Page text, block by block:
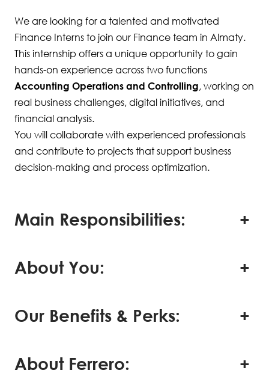
We are looking for a talented and motivated
Finance Interns to join our Finance team in Almaty.
This internship offers a unique opportunity to gain
hands-on experience across two functions
Accounting Operations and Controlling, working on
real business challenges, digital initiatives, and
financial analysis.
You will collaborate with experienced professionals
and contribute to projects that support business
decision-making and process optimization.
Main Responsibilities:
About You:
Our Benefits & Perks:
About Ferrero: